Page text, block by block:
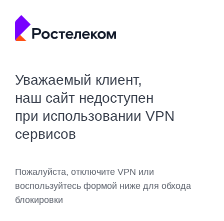
Уважаемый клиент,
наш сайт недоступен
при использовании VPN
сервисов
Пожалуйста, отключите VPN или
воспользуйтесь формой ниже для обхода
блокировки